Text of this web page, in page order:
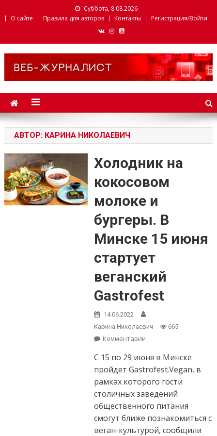
Суббота, 8.08.2026
О сайте
Правила для авторов Контакты Регистрация/Войти
Веб-журналист. Websmi.
Факультет журналистики
БГУ
АВТОР: КАРИНА НИКОЛАЕВИЧ
Холодник на
кокосовом
молоке и
бургеры. В
Минске 15 июня
стартует
веганский
Gastrofest
14.06.2022
Карина Николаевич
665
Комментарии
и бургеры. В
Минске 15 июня
веганский
Gastrofest
С 15 по 29 июня в Минске
пройдет Gastrofest.Vegan, в
рамках которого гости
столичных заведений
общественного питания
смогут ближе познакомиться с
веган-культурой, сообщили